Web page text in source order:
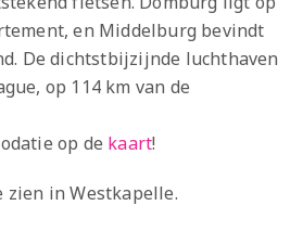
en Middelburg bevindt
De dichtstbijzijnde luchthaven
op 114 km van de
op de kaart!
zien in Westkapelle.